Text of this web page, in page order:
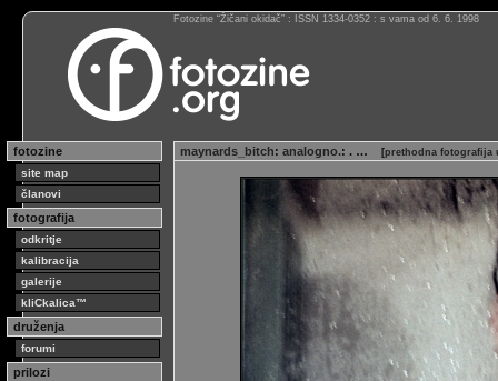
Fotozine “Žičani okidač” : ISSN 1334-0352 : s vama od 6. 6. 1998
fotozine
site map
članovi
fotografija
odkritje
kalibracija
galerije
kliCkalica™
druženja
forumi
prilozi
maynards_bitch: analogno.: . … [prethodna fotografija